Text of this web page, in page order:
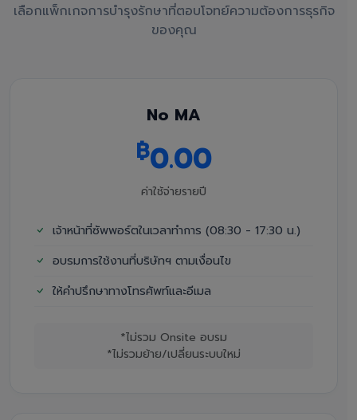
เลือกแพ็กเกจการบำรุงรักษาที่ตอบโจทย์ความต้องการธุรกิจ
ของคุณ
No MA
฿0.00
ค่าใช้จ่ายรายปี
เจ้าหน้าที่ซัพพอร์ตในเวลาทำการ (08:30 - 17:30 น.)
อบรมการใช้งานที่บริษัทฯ ตามเงื่อนไข
ให้คำปรึกษาทางโทรศัพท์และอีเมล
*ไม่รวม Onsite อบรม
*ไม่รวมย้าย/เปลี่ยนระบบใหม่